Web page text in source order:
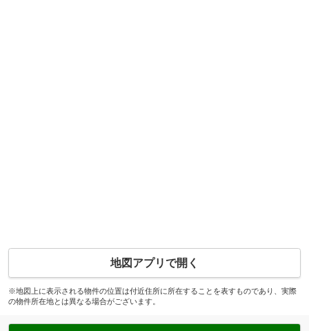
地図アプリで開く
※地図上に表示される物件の位置は付近住所に所在することを表すものであり、実際
の物件所在地とは異なる場合がございます。